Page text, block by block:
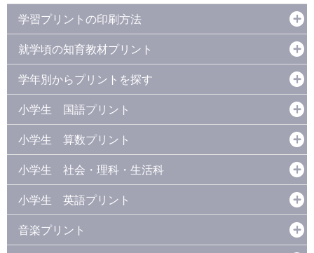
学習プリントの印刷方法
就学頃の知育教材プリント
学年別からプリントを探す
小学生 国語プリント
小学生 算数プリント
小学生 社会・理科・生活科
小学生 英語プリント
音楽プリント